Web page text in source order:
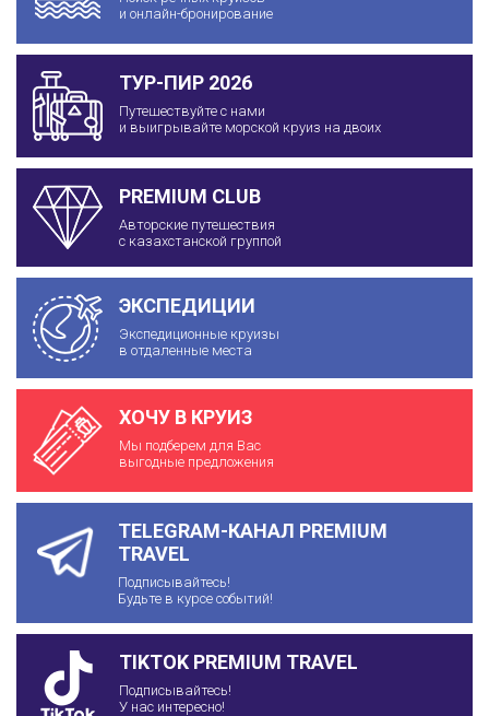
и онлайн-бронирование
ТУР-ПИР 2026
Путешествуйте с нами
и выигрывайте морской круиз на двоих
PREMIUM CLUB
Авторские путешествия
с казахстанской группой
ЭКСПЕДИЦИИ
Экспедиционные круизы
в отдаленные места
ХОЧУ В КРУИЗ
Мы подберем для Вас
выгодные предложения
TELEGRAM-КАНАЛ PREMIUM
TRAVEL
Подписывайтесь!
Будьте в курсе событий!
TIKTOK PREMIUM TRAVEL
Подписывайтесь!
У нас интересно!